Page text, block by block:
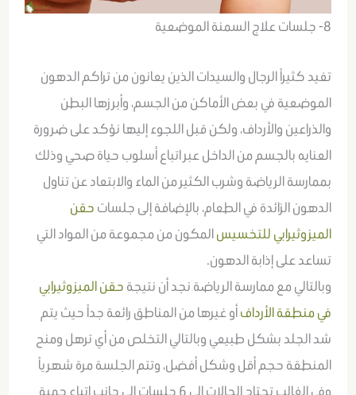
8- جلسات علاج السمنة الموضعية
تفيد كثيراً الرجال والسيدات الذين يعانون من تراكم الدهون
الموضعية في بعض الأماكن من الجسم، وأبرزها البطن
والذراعين والأرداف، ولكن قبل اللجوء إليها نؤكد على ضرورة
العنايه بالجسم من الداخل عبر اتباع أسلوب حياة صحي وذلك
بممارسة الرياضة وشرب الكثير من الماء والابتعاد عن تناول
الدهون الزائدة في الطعام، بالإضافة إلى جلسات حقن
الميزوثيرابي للتخسيسالمكون من مجموعة من المواد التي
تساعد على إذابة الدهون.
وبالتالي مع ممارسة الرياضة نجد أن نتيجة حقن الميزوثيرابي
في منطقة الأردافأو غيرها من المناطق رائعة جداً حيث يتم
شد الجلد بشكل طبيعي وبالتالي التخلص من أي ترهل ومنح
المنطقة حجم أقل وشكل أفضل، وتتم الجلسة مرة شهرياً
وفي الغالب تحتاج الحالات إلى 6 جلسات إلى جانب اتباع حمية